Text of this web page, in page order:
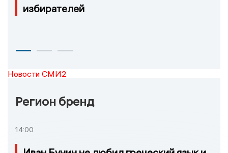
избирателей
Новости СМИ2
Регион бренд
14:00